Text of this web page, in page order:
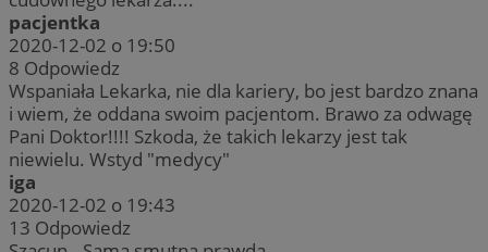
pacjentka
2020-12-02 o 19:50
8 Odpowiedz
Wspaniała Lekarka, nie dla kariery, bo jest bardzo znana
i wiem, że oddana swoim pacjentom. Brawo za odwagę
Pani Doktor!!!! Szkoda, że takich lekarzy jest tak
niewielu. Wstyd "medycy"
iga
2020-12-02 o 19:43
13 Odpowiedz